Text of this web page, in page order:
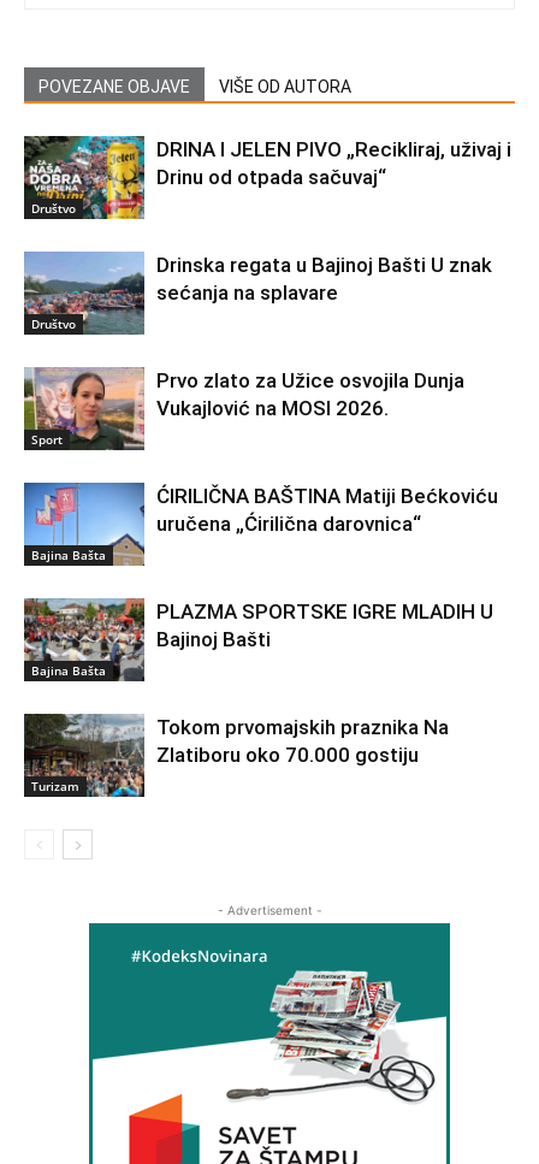
POVEZANE OBJAVE VIŠE OD AUTORA
Društvo
DRINA I JELEN PIVO „Recikliraj, uživaj i
Drinu od otpada sačuvaj“
Društvo
Drinska regata u Bajinoj Bašti U znak
sećanja na splavare
Sport
Prvo zlato za Užice osvojila Dunja
Vukajlović na MOSI 2026.
Bajina Bašta
ĆIRILIČNA BAŠTINA Matiji Bećkoviću
uručena „Ćirilična darovnica“
Bajina Bašta
PLAZMA SPORTSKE IGRE MLADIH U
Bajinoj Bašti
Turizam
Tokom prvomajskih praznika Na
Zlatiboru oko 70.000 gostiju
- Advertisement -